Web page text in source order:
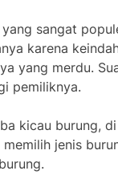
sangat
karena
yang merdu.
pemiliknya.
kicau burung,
jenis